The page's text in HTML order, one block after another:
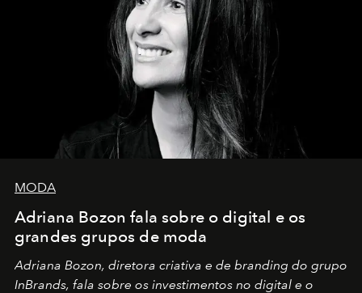
MODA
Adriana Bozon fala sobre o digital e os
grandes grupos de moda
Adriana Bozon, diretora criativa e de branding do grupo
InBrands, fala sobre os investimentos no digital e o